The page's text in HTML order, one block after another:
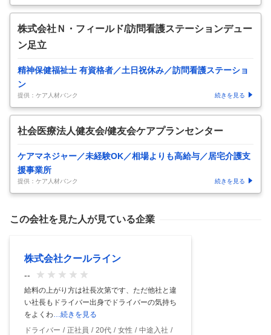
株式会社Ｎ・フィールド/訪問看護ステーションデュー
ン足立
精神保健福祉士 有資格者／土日祝休み／訪問看護ステーショ
ン
提供：ケア人材バンク 続きを見る
社会医療法人健友会/健友会ケアプランセンター
ケアマネジャー／未経験OK／相場よりも高給与／居宅介護支
援事業所
提供：ケア人材バンク 続きを見る
この会社を見た人が見ている企業
株式会社クールライン
--
給料の上がり方は社長次第です、ただ他社と違
い社長もドライバー出身でドライバーの気持ち
をよくわ …続きを見る
ドライバー
正社員 20代 女性
中途入社